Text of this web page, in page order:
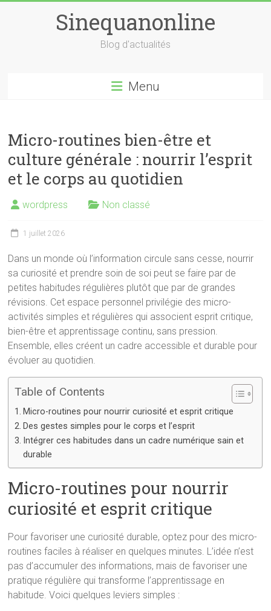
Sinequanonline
Blog d'actualités
Menu
Micro-routines bien-être et
culture générale : nourrir l’esprit
et le corps au quotidien
wordpress Non classé
1 juillet 2026
Dans un monde où l’information circule sans cesse, nourrir
sa curiosité et prendre soin de soi peut se faire par de
petites habitudes régulières plutôt que par de grandes
révisions. Cet espace personnel privilégie des micro-
activités simples et régulières qui associent esprit critique,
bien-être et apprentissage continu, sans pression.
Ensemble, elles créent un cadre accessible et durable pour
évoluer au quotidien.
Table of Contents
Micro-routines pour nourrir curiosité et esprit critique
Des gestes simples pour le corps et l’esprit
Intégrer ces habitudes dans un cadre numérique sain et
durable
Micro-routines pour nourrir
curiosité et esprit critique
Pour favoriser une curiosité durable, optez pour des micro-
routines faciles à réaliser en quelques minutes. L’idée n’est
pas d’accumuler des informations, mais de favoriser une
pratique régulière qui transforme l’apprentissage en
habitude. Voici quelques leviers simples :